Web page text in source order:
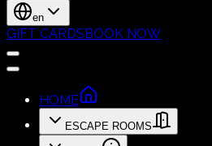
en
GIFT CARDSBOOK NOW
HOME
ESCAPE ROOMS